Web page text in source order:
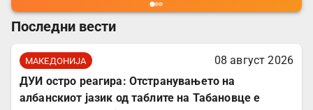
Последни вести
МАКЕДОНИЈА
08 август 2026
ДУИ остро реагира: Отстранувањето на
албанскиот јазик од таблите на Табановце е